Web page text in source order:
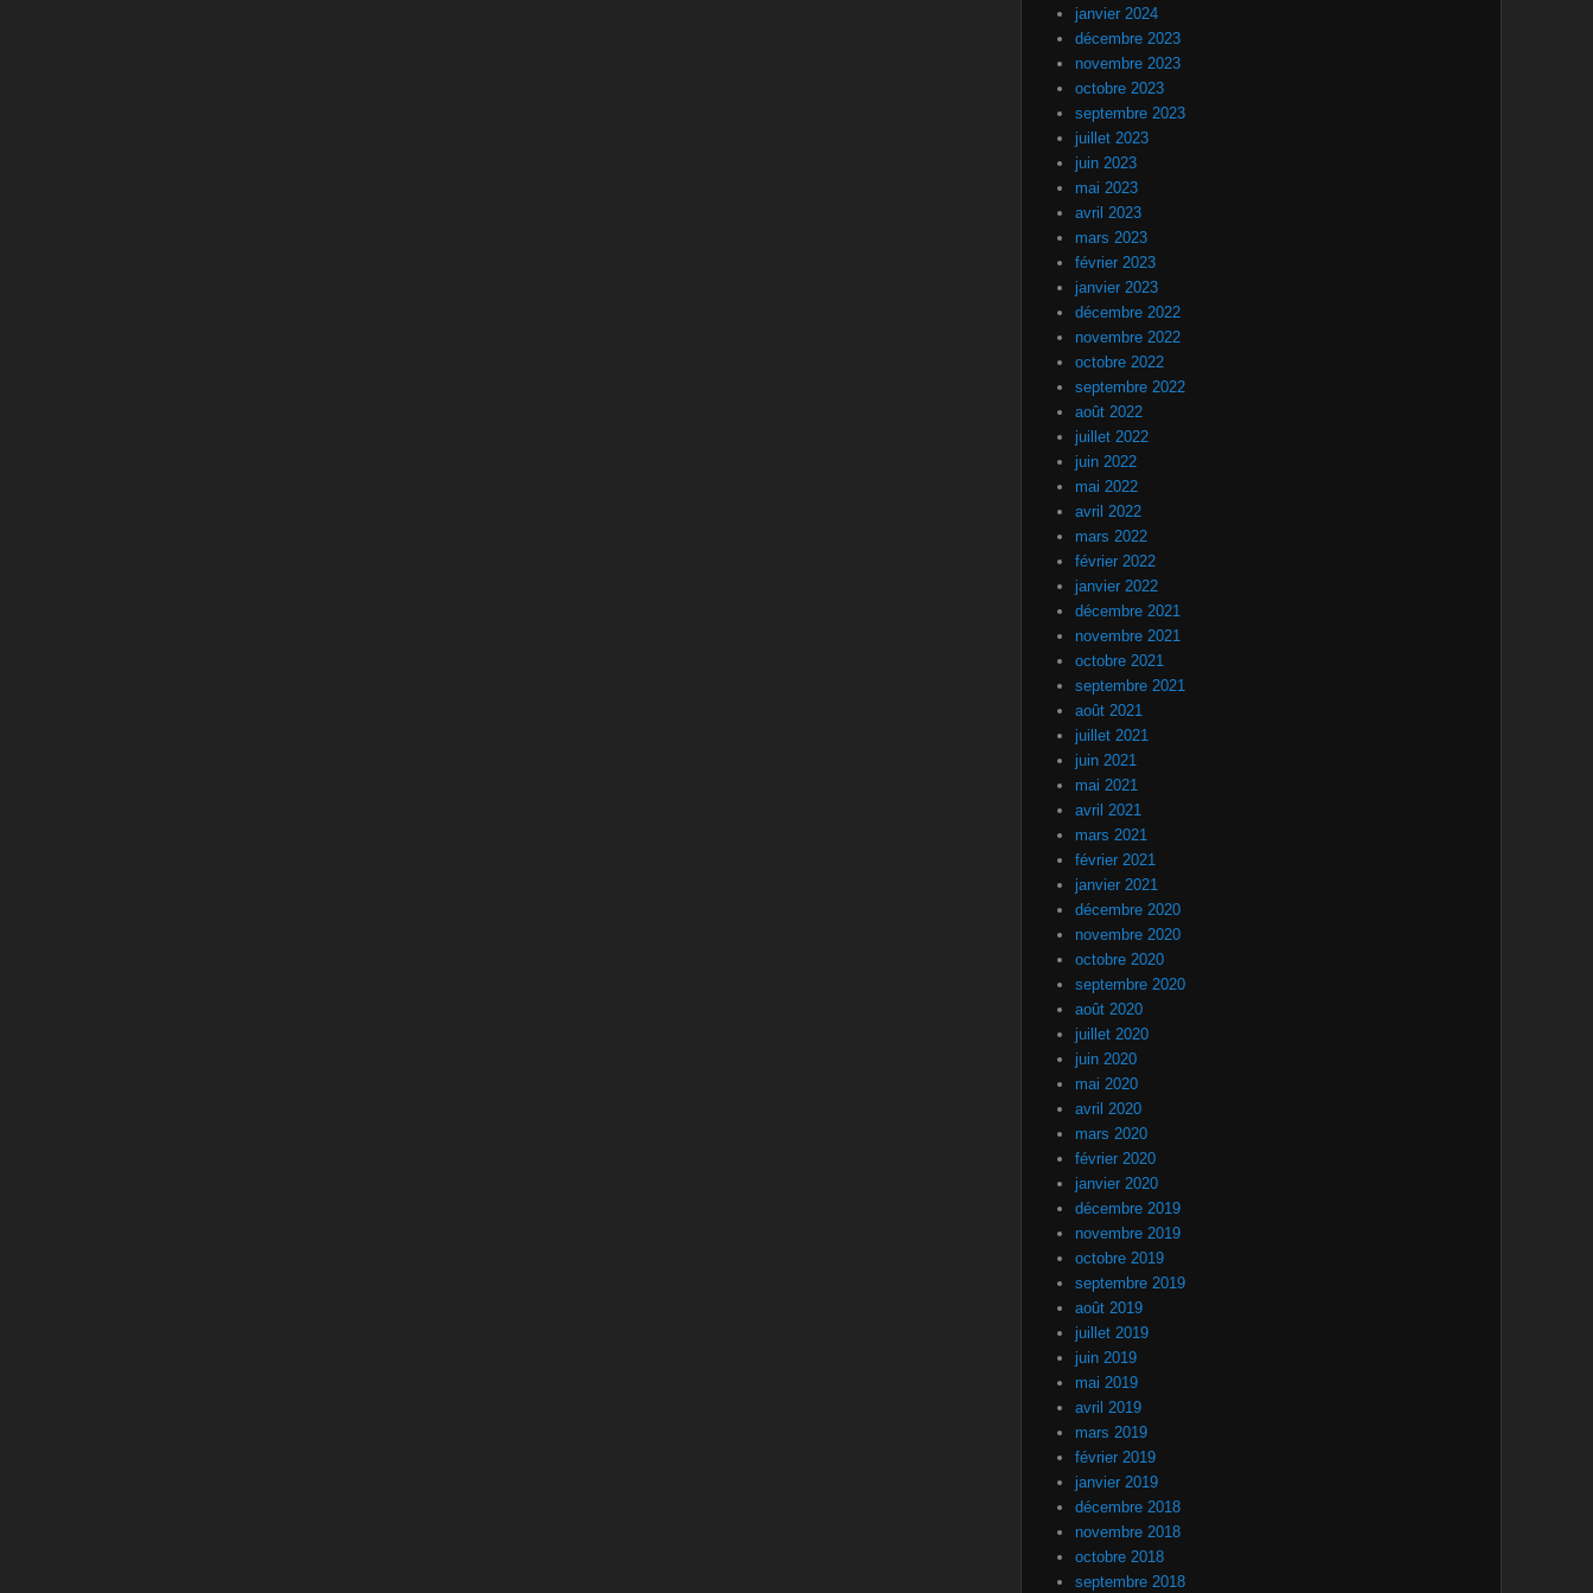
janvier 2024
décembre 2023
novembre 2023
octobre 2023
septembre 2023
juillet 2023
juin 2023
mai 2023
avril 2023
mars 2023
février 2023
janvier 2023
décembre 2022
novembre 2022
octobre 2022
septembre 2022
août 2022
juillet 2022
juin 2022
mai 2022
avril 2022
mars 2022
février 2022
janvier 2022
décembre 2021
novembre 2021
octobre 2021
septembre 2021
août 2021
juillet 2021
juin 2021
mai 2021
avril 2021
mars 2021
février 2021
janvier 2021
décembre 2020
novembre 2020
octobre 2020
septembre 2020
août 2020
juillet 2020
juin 2020
mai 2020
avril 2020
mars 2020
février 2020
janvier 2020
décembre 2019
novembre 2019
octobre 2019
septembre 2019
août 2019
juillet 2019
juin 2019
mai 2019
avril 2019
mars 2019
février 2019
janvier 2019
décembre 2018
novembre 2018
octobre 2018
septembre 2018